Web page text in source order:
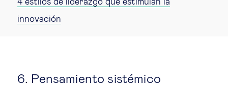
4 estilos de liderazgo que estimulan la
innovación
6. Pensamiento sistémico